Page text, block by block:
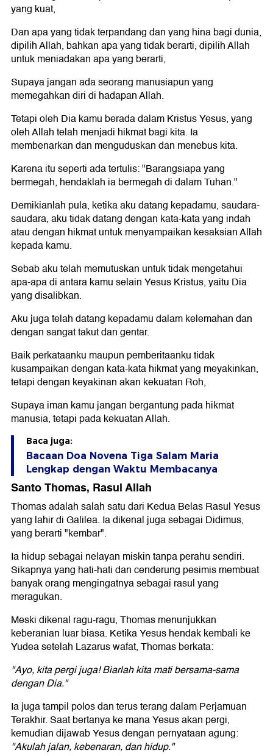
yang kuat,
Dan apa yang tidak terpandang dan yang hina bagi dunia,
dipilih Allah, bahkan apa yang tidak berarti, dipilih Allah
untuk meniadakan apa yang berarti,
Supaya jangan ada seorang manusiapun yang
memegahkan diri di hadapan Allah.
Tetapi oleh Dia kamu berada dalam Kristus Yesus, yang
oleh Allah telah menjadi hikmat bagi kita. Ia
membenarkan dan menguduskan dan menebus kita.
Karena itu seperti ada tertulis: "Barangsiapa yang
bermegah, hendaklah ia bermegah di dalam Tuhan."
Demikianlah pula, ketika aku datang kepadamu, saudara-
saudara, aku tidak datang dengan kata-kata yang indah
atau dengan hikmat untuk menyampaikan kesaksian Allah
kepada kamu.
Sebab aku telah memutuskan untuk tidak mengetahui
apa-apa di antara kamu selain Yesus Kristus, yaitu Dia
yang disalibkan.
Aku juga telah datang kepadamu dalam kelemahan dan
dengan sangat takut dan gentar.
Baik perkataanku maupun pemberitaanku tidak
kusampaikan dengan kata-kata hikmat yang meyakinkan,
tetapi dengan keyakinan akan kekuatan Roh,
Supaya iman kamu jangan bergantung pada hikmat
manusia, tetapi pada kekuatan Allah.
Baca juga:
Bacaan Doa Novena Tiga Salam Maria
Lengkap dengan Waktu Membacanya
Santo Thomas, Rasul Allah
Thomas adalah salah satu dari Kedua Belas Rasul Yesus
yang lahir di Galilea. Ia dikenal juga sebagai Didimus,
yang berarti "kembar".
Ia hidup sebagai nelayan miskin tanpa perahu sendiri.
Sikapnya yang hati-hati dan cenderung pesimis membuat
banyak orang mengingatnya sebagai rasul yang
meragukan.
Meski dikenal ragu-ragu, Thomas menunjukkan
keberanian luar biasa. Ketika Yesus hendak kembali ke
Yudea setelah Lazarus wafat, Thomas berkata:
"Ayo, kita pergi juga! Biarlah kita mati bersama-sama
dengan Dia."
Ia juga tampil polos dan terus terang dalam Perjamuan
Terakhir. Saat bertanya ke mana Yesus akan pergi,
kemudian dijawab Yesus dengan pernyataan agung:
"Akulah jalan, kebenaran, dan hidup."